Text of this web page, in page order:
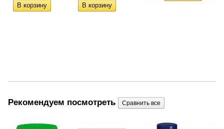
Рекомендуем посмотреть